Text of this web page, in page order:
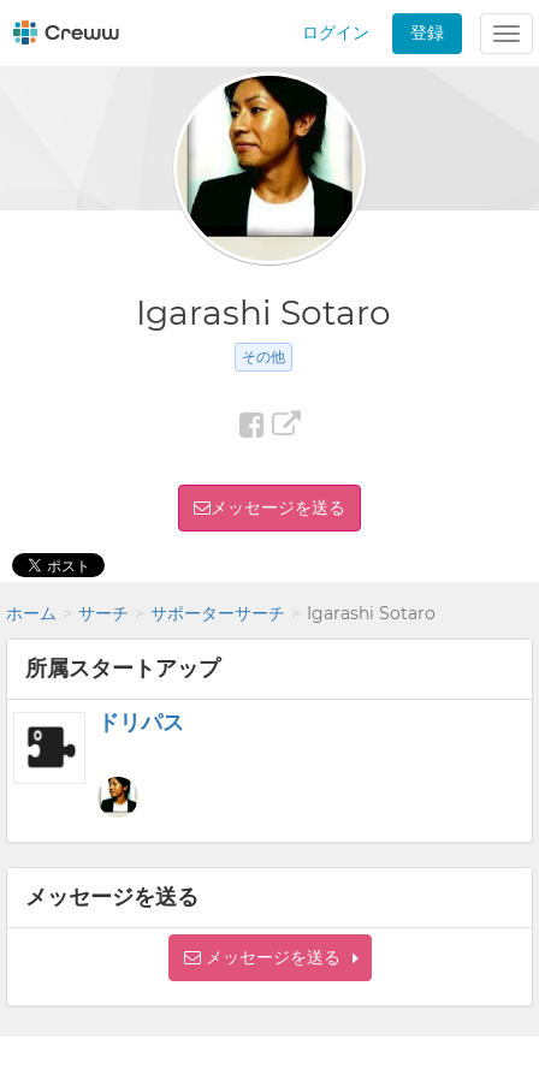
ログイン 登録
Igarashi Sotaro
その他
メッセージを送る
ホーム サーチ サポーターサーチ Igarashi Sotaro
所属スタートアップ
ドリパス
メッセージを送る
メッセージを送る